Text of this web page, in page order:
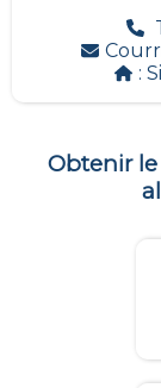
:
Obtenir